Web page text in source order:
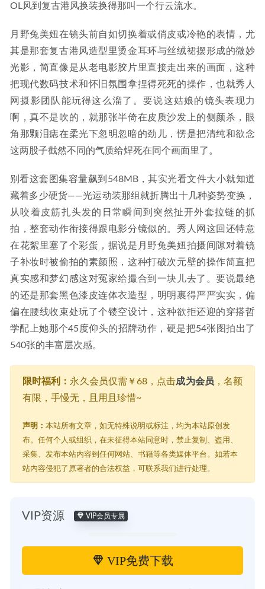
OL风到复古港风换装换得那叫一个行云流水。
月野兔美妞在镜头前自如切换着或俏皮或冷艳的表情，尤
其是那套复古港风造型里烫金耳环与丝绒裙摆形成的微妙
光影，简直像是从老电影胶片里直接走出来的画面，这种
把现代数码技术和怀旧氛围拿捏得死死的操作，也就秀人
网摄影团队能玩得这么溜了。要说这姑娘的镜头表现力
啊，真不是吹的，就那张半倚在皮质沙发上的侧颜杀，眼
角那颗泪痣在柔光下忽明忽暗的劲儿，愣是把清纯和欲念
这两股子截然不同的气质给焊死在同个画面里了。
别看这套图集容量飙到548MB，其实光看文件大小就知道
藏着多少硬货——光运动装那组就折腾出十几种姿势变换，
从咬着皮筋扎头发的日常瞬间到突然扯开外套拉链的抓
拍，整套动作衔接得跟电影分镜似的。秀人网这回还特意
在花絮里塞了个彩蛋，据说是月野兔美妞拍摄间隙对着镜
子补妆时被偷拍的素颜照，这种打破次元壁的操作简直把
真实感和梦幻感这对冤家给撮合到一块儿去了。要说最绝
的还是那套黑色漆皮连体衣造型，明明裹得严严实实，偏
偏在腰线收束处玩了个镂空设计，这种欲拒还迎的穿搭哲
学配上她那个45度仰头的招牌动作，硬是把54张图拍出了
540张的丰富层次感。
限时福利： 永久会员仅需￥68，点击成为会员 ，名额
有限，手慢无，且用且珍惜~
声明： 本站所有文章，如无特殊说明或标注，均为本站原创发
布。任何个人或组织，在未征得本站同意时，禁止复制、盗用、
采集、发布本站内容到任何网站、书籍等各类媒体平台。如若本
站内容侵犯了原著者的合法权益，可联系我们进行处理。
VIP资源 VIP会员专属
VIP免费下载